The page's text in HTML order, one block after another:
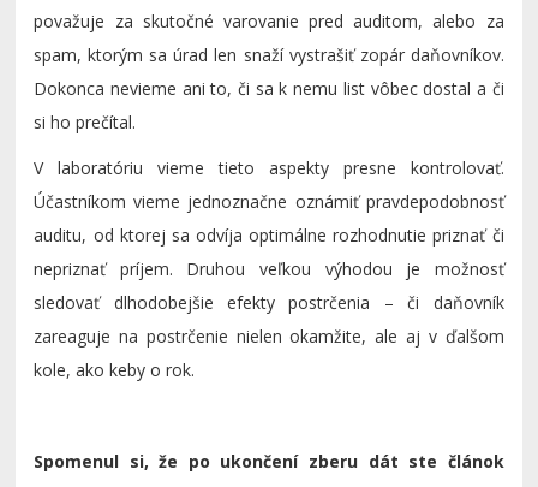
považuje za skutočné varovanie pred auditom, alebo za
spam, ktorým sa úrad len snaží vystrašiť zopár daňovníkov.
Dokonca nevieme ani to, či sa k nemu list vôbec dostal a či
si ho prečítal.
V laboratóriu vieme tieto aspekty presne kontrolovať.
Účastníkom vieme jednoznačne oznámiť pravdepodobnosť
auditu, od ktorej sa odvíja optimálne rozhodnutie priznať či
nepriznať príjem. Druhou veľkou výhodou je možnosť
sledovať dlhodobejšie efekty postrčenia – či daňovník
zareaguje na postrčenie nielen okamžite, ale aj v ďalšom
kole, ako keby o rok.
Spomenul si, že po ukončení zberu dát ste článok